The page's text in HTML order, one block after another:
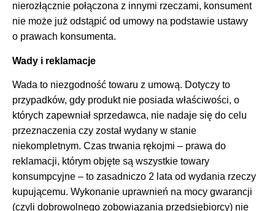
nierozłącznie połączona z innymi rzeczami, konsument
nie może już odstąpić od umowy na podstawie ustawy
o prawach konsumenta.
Wady i reklamacje
Wada to niezgodność towaru z umową. Dotyczy to
przypadków, gdy produkt nie posiada właściwości, o
których zapewniał sprzedawca, nie nadaje się do celu
przeznaczenia czy został wydany w stanie
niekompletnym. Czas trwania rękojmi – prawa do
reklamacji, którym objęte są wszystkie towary
konsumpcyjne – to zasadniczo 2 lata od wydania rzeczy
kupującemu. Wykonanie uprawnień na mocy gwarancji
(czyli dobrowolnego zobowiązania przedsiębiorcy) nie